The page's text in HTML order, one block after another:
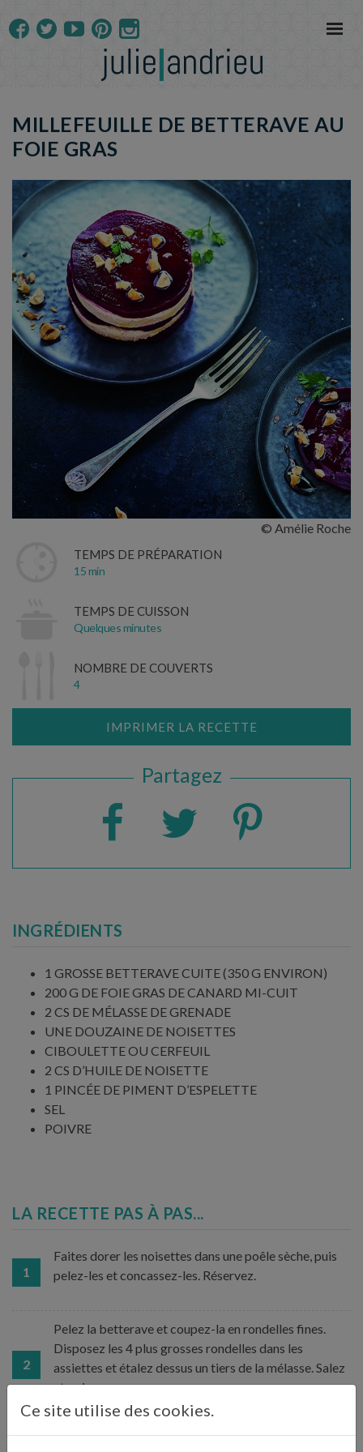
MILLEFEUILLE DE BETTERAVE AU
FOIE GRAS
© Amélie Roche
TEMPS DE PRÉPARATION
15 min
TEMPS DE CUISSON
Quelques minutes
NOMBRE DE COUVERTS
4
IMPRIMER LA RECETTE
Partagez
INGRÉDIENTS
1 GROSSE BETTERAVE CUITE (350 G ENVIRON)
200 G DE FOIE GRAS DE CANARD MI-CUIT
2 CS DE MÉLASSE DE GRENADE
UNE DOUZAINE DE NOISETTES
CIBOULETTE OU CERFEUIL
2 CS D’HUILE DE NOISETTE
1 PINCÉE DE PIMENT D’ESPELETTE
SEL
POIVRE
LA RECETTE PAS À PAS...
1
Faites dorer les noisettes dans une poêle sèche, puis
pelez-les et concassez-les. Réservez.
2
Pelez la betterave et coupez-la en rondelles fines.
Disposez les 4 plus grosses rondelles dans les
assiettes et étalez dessus un tiers de la mélasse. Salez
et poivrez.
Coupez le foie gras en tranches fines, déposez-les sur
Ce site utilise des cookies.